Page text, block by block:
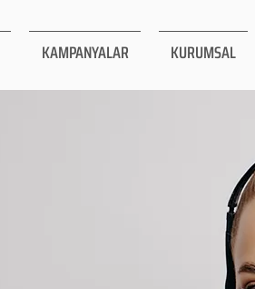
KAMPANYALAR KURUMSAL